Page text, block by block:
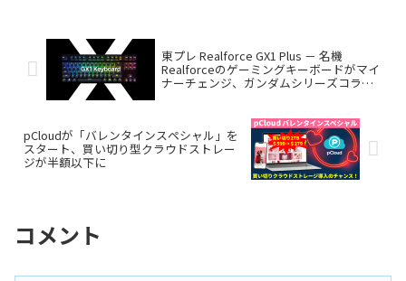
東プレ Realforce GX1 Plus － 名機
Realforceのゲーミングキーボードがマイ
ナーチェンジ、ガンダムシリーズコラボ
pCloudが「バレンタインスペシャル」を
スタート、買い切り型クラウドストレー
ジが半額以下に
コメント